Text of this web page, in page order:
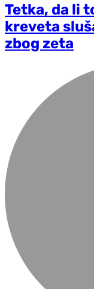
Tetka, da li
kreveta
zbog zeta